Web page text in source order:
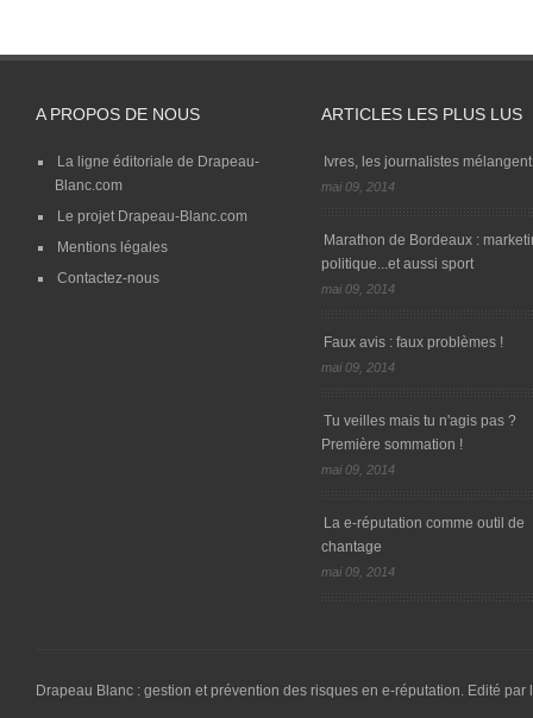
A PROPOS DE NOUS
La ligne éditoriale de Drapeau-
Blanc.com
Le projet Drapeau-Blanc.com
Mentions légales
Contactez-nous
ARTICLES LES PLUS LUS
Ivres, les journalistes
mai 09, 2014
Marathon de Bordeaux :
politique...et aussi sport
mai 09, 2014
Faux avis : faux problèmes !
mai 09, 2014
Tu veilles mais tu n'agis pas ?
Première sommation !
mai 09, 2014
La e-réputation comme outil de
chantage
mai 09, 2014
Drapeau Blanc : gestion et prévention des risques en e-réputation. Edité